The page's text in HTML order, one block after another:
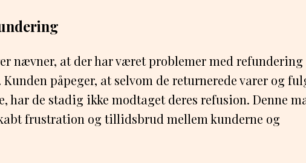
nævner, at der har været problemer med refundering
påpeger, at selvom de returnerede varer og
har de stadig ikke modtaget deres refusion. Denne
frustration og tillidsbrud mellem kunderne og